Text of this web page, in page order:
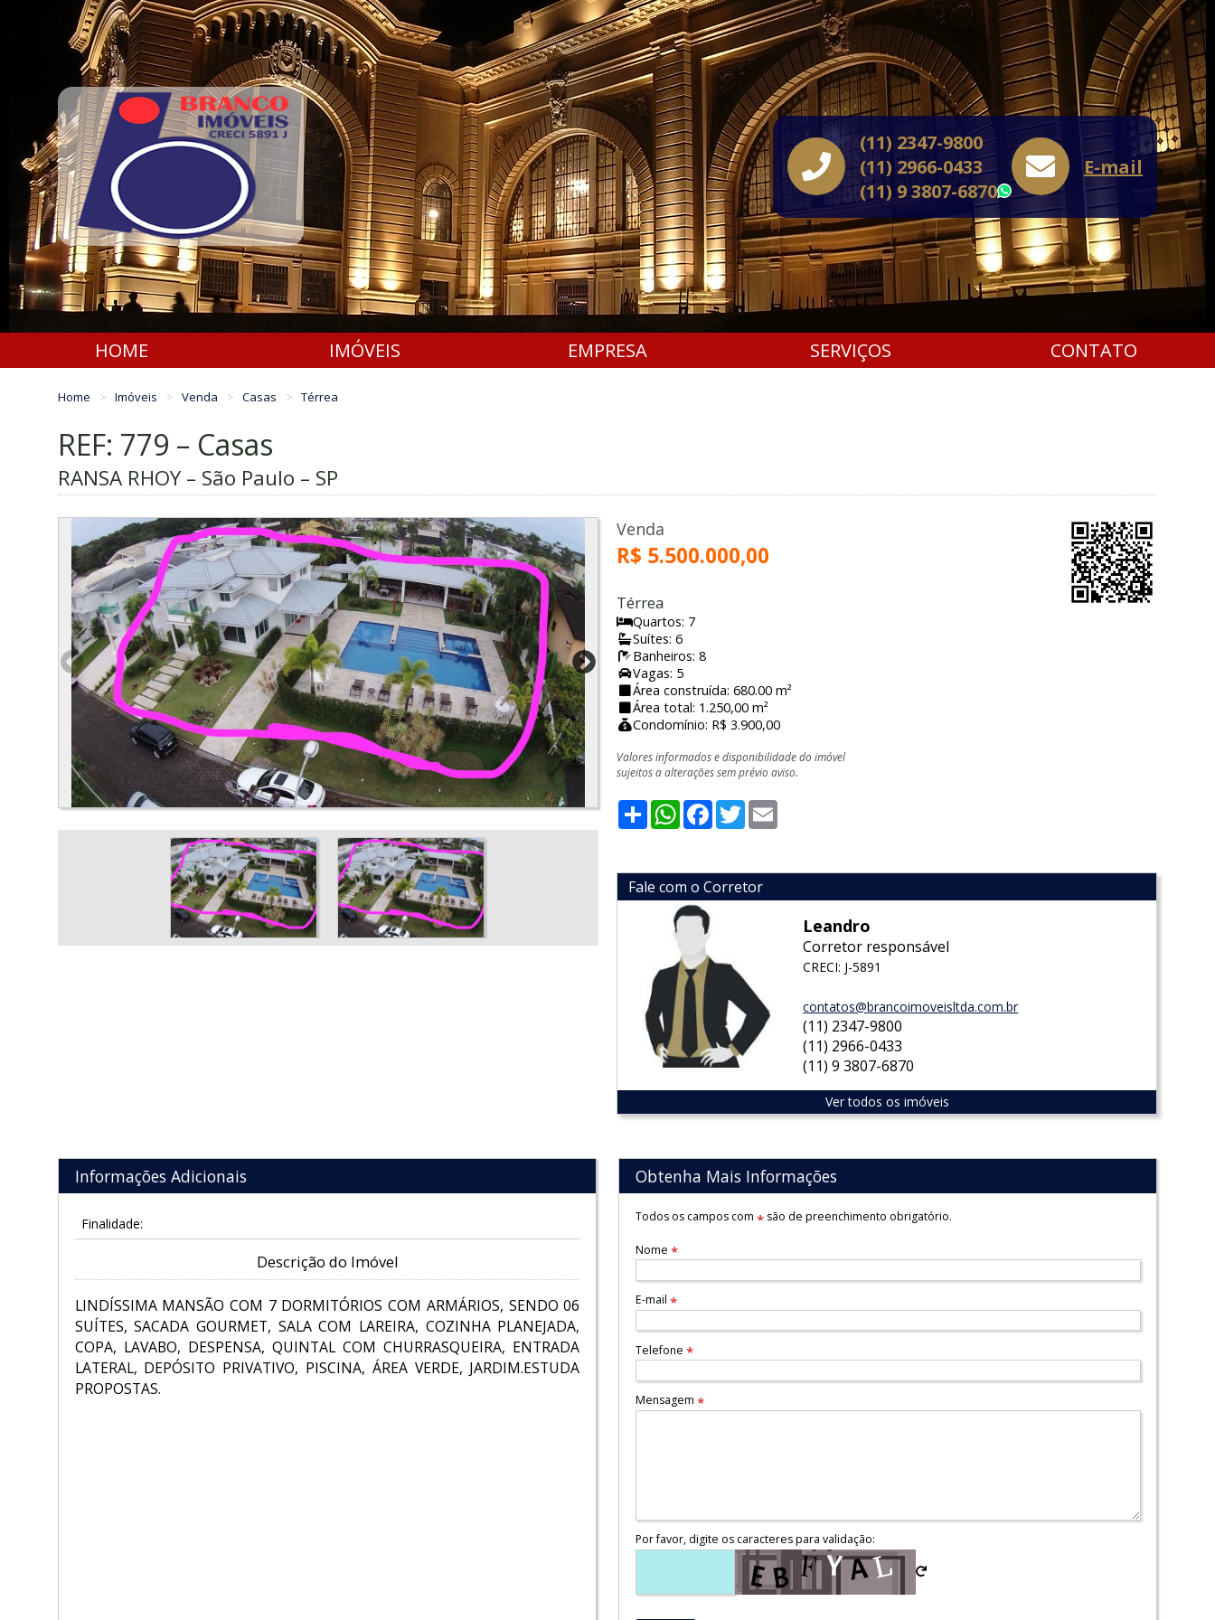
(11) 2347-9800
(11) 2966-0433
(11) 9 3807-6870
WhatsApp
E-mail
HOME IMÓVEIS EMPRESA SERVIÇOS CONTATO
Home Imóveis Venda Casas Térrea
REF: 779 – Casas
RANSA RHOY – São Paulo – SP
Venda
R$ 5.500.000,00
Térrea
Quartos: 7
Suítes: 6
Banheiros: 8
Vagas: 5
Área construída: 680.00 m²
Área total: 1.250,00 m²
Condomínio: R$ 3.900,00
Valores informados e disponibilidade do imóvel
sujeitos a alterações sem prévio aviso.
ShareWhatsApp
Facebook
Twitter
Fale com o Corretor
Leandro
Corretor responsável
CRECI: J-5891
contatos@brancoimoveisltda.com.br
(11) 2347-9800
(11) 2966-0433
(11) 9 3807-6870
Ver todos os imóveis
Informações Adicionais
Finalidade:
Descrição do Imóvel
LINDÍSSIMA MANSÃO COM 7 DORMITÓRIOS COM ARMÁRIOS, SENDO 06
SUÍTES, SACADA GOURMET, SALA COM LAREIRA, COZINHA PLANEJADA,
COPA, LAVABO, DESPENSA, QUINTAL COM CHURRASQUEIRA, ENTRADA
LATERAL, DEPÓSITO PRIVATIVO, PISCINA, ÁREA VERDE, JARDIM.ESTUDA
PROPOSTAS.
Obtenha Mais Informações
Todos os campos com *são de preenchimento obrigatório.
Nome *
E-mail *
Telefone *
Mensagem *
Por favor, digite os caracteres para validação: